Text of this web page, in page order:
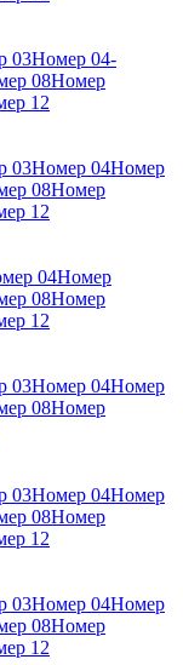
03Номер 04-
08Номер
12
03Номер 04Номер
08Номер
12
04Номер
08Номер
12
03Номер 04Номер
08Номер
03Номер 04Номер
08Номер
12
03Номер 04Номер
08Номер
12